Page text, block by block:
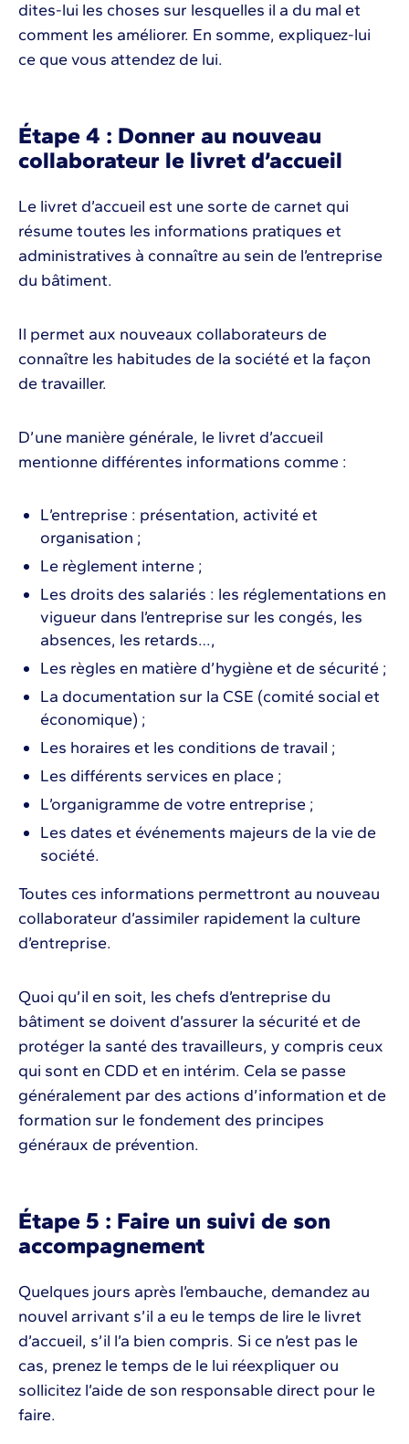
dites-lui les choses sur lesquelles il a du mal et
comment les améliorer. En somme, expliquez-lui
ce que vous attendez de lui.
Étape 4 : Donner au nouveau
collaborateur le livret d’accueil
Le livret d’accueil est une sorte de carnet qui
résume toutes les informations pratiques et
administratives à connaître au sein de l’entreprise
du bâtiment.
Il permet aux nouveaux collaborateurs de
connaître les habitudes de la société et la façon
de travailler.
D’une manière générale, le livret d’accueil
mentionne différentes informations comme :
L’entreprise : présentation, activité et
organisation ;
Le règlement interne ;
Les droits des salariés : les réglementations en
vigueur dans l’entreprise sur les congés, les
absences, les retards…,
Les règles en matière d’hygiène et de sécurité ;
La documentation sur la CSE (comité social et
économique) ;
Les horaires et les conditions de travail ;
Les différents services en place ;
L’organigramme de votre entreprise ;
Les dates et événements majeurs de la vie de
société.
Toutes ces informations permettront au nouveau
collaborateur d’assimiler rapidement la culture
d’entreprise.
Quoi qu’il en soit, les chefs d’entreprise du
bâtiment se doivent d’assurer la sécurité et de
protéger la santé des travailleurs, y compris ceux
qui sont en CDD et en intérim. Cela se passe
généralement par des actions d’information et de
formation sur le fondement des principes
généraux de prévention.
Étape 5 : Faire un suivi de son
accompagnement
Quelques jours après l’embauche, demandez au
nouvel arrivant s’il a eu le temps de lire le livret
d’accueil, s’il l’a bien compris. Si ce n’est pas le
cas, prenez le temps de le lui réexpliquer ou
sollicitez l’aide de son responsable direct pour le
faire.